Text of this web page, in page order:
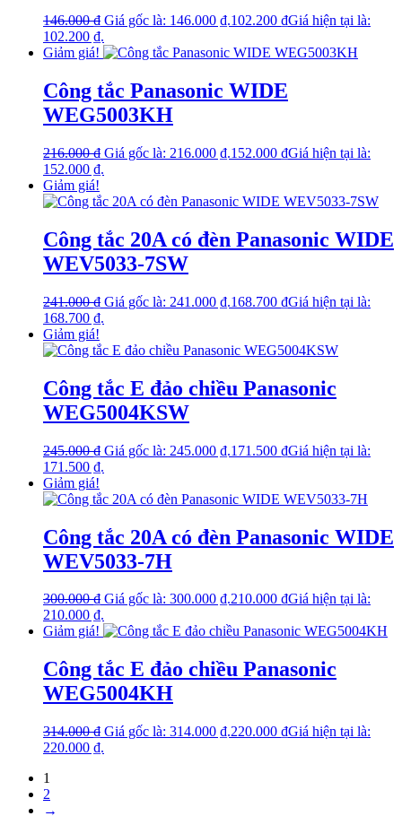
146.000₫ Giá gốc là: 146.000 ₫.102.200 ₫Giá hiện tại là:
102.200 ₫.
Giảm giá!
Công tắc Panasonic WIDE
WEG5003KH
216.000₫ Giá gốc là: 216.000 ₫.152.000 ₫Giá hiện tại là:
152.000 ₫.
Giảm giá!
Công tắc 20A có đèn Panasonic WIDE
WEV5033-7SW
241.000₫ Giá gốc là: 241.000 ₫.168.700 ₫Giá hiện tại là:
168.700 ₫.
Giảm giá!
Công tắc E đảo chiều Panasonic
WEG5004KSW
245.000₫ Giá gốc là: 245.000 ₫.171.500 ₫Giá hiện tại là:
171.500 ₫.
Giảm giá!
Công tắc 20A có đèn Panasonic WIDE
WEV5033-7H
300.000₫ Giá gốc là: 300.000 ₫.210.000 ₫Giá hiện tại là:
210.000 ₫.
Giảm giá!
Công tắc E đảo chiều Panasonic
WEG5004KH
314.000₫ Giá gốc là: 314.000 ₫.220.000 ₫Giá hiện tại là:
220.000 ₫.
1
2
→